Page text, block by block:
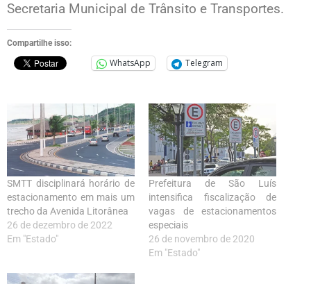
Secretaria Municipal de Trânsito e Transportes.
Compartilhe isso:
WhatsApp Telegram
SMTT disciplinará horário de
estacionamento em mais um
trecho da Avenida Litorânea
26 de dezembro de 2022
Em "Estado"
Prefeitura de São Luís
intensifica fiscalização de
vagas de estacionamentos
especiais
26 de novembro de 2020
Em "Estado"